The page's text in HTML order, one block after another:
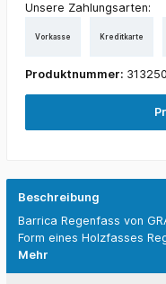
Unsere Zahlungsarten:
Vorkasse Kreditkarte
Produktnummer: 313250
Beschreibung
Barrica Regenfass von
Form eines Holzfasses
Mehr